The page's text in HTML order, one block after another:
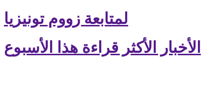
لمتابعة زووم تونيزيا
الأخبار الأكثر قراءة هذا الأسبوع